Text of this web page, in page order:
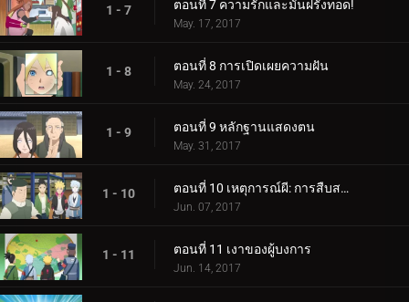
1 - 7 ตอนที่ 7 ความรักและมันฝรั่งทอด!
May. 17, 2017
1 - 8 ตอนที่ 8 การเปิดเผยความฝัน
May. 24, 2017
1 - 9 ตอนที่ 9 หลักฐานแสดงตน
May. 31, 2017
1 - 10 ตอนที่ 10 เหตุการณ์ผี: การสืบสวนเริ่มต้นขึ้น!
Jun. 07, 2017
1 - 11 ตอนที่ 11 เงาของผู้บงการ
Jun. 14, 2017